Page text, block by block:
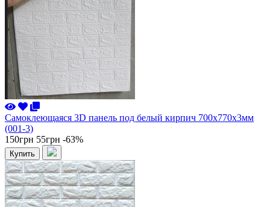
Самоклеющаяся 3D панель под белый кирпич 700x770x3мм
(001-3)
150грн 55грн -63%
Купить